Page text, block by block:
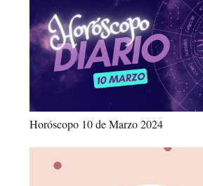
Horóscopo 10 de Marzo 2024